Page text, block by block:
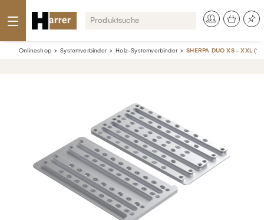
Onlineshop Systemverbinder Holz-Systemverbinder SHERPA DUO XS - XXL